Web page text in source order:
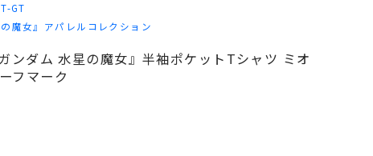
GT
魔女』アパレルコレクション
ンダム 水星の魔女』半袖ポケットTシャツ ミオ
フマーク